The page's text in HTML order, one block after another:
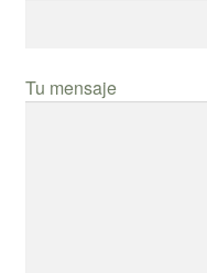
Tu mensaje